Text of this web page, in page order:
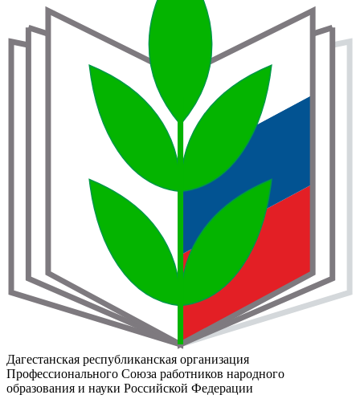
Дагестанская республиканская организация
Профессионального Союза работников народного
образования и науки Российской Федерации